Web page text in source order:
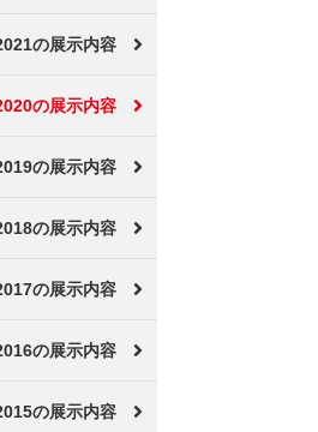
の展示内容
の展示内容
の展示内容
の展示内容
の展示内容
の展示内容
の展示内容